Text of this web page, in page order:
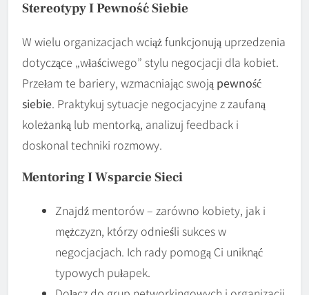
Stereotypy I Pewność Siebie
W wielu organizacjach wciąż funkcjonują uprzedzenia
dotyczące „właściwego” stylu negocjacji dla kobiet.
Przełam te bariery, wzmacniając swoją pewność
siebie. Praktykuj sytuacje negocjacyjne z zaufaną
koleżanką lub mentorką, analizuj feedback i
doskonal techniki rozmowy.
Mentoring I Wsparcie Sieci
Znajdź mentorów – zarówno kobiety, jak i
mężczyzn, którzy odnieśli sukces w
negocjacjach. Ich rady pomogą Ci uniknąć
typowych pułapek.